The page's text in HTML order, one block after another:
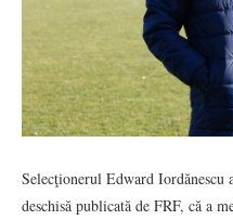
Selecţionerul Edward
deschisă publicată de FRF, că a